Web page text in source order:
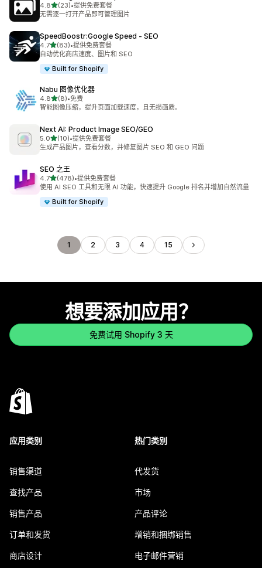
4.8星（满分 5 星）
(23)
总共 23 条评论
•提供免费套餐
无需逐一打开产品即可管理图片
SpeedBoostr:Google Speed ‑ SEO
4.7星（满分 5 星）
(83)
总共 83 条评论
•提供免费套餐
自动优化商店速度、图片和 SEO
Built for Shopify
Nabu 图像优化器
4.8星（满分 5 星）
(8)
总共 8 条评论
•免费
智能图像压缩，提升页面加载速度，且无损画质。
Next AI: Product Image SEO/GEO
5.0星（满分 5 星）
(10)
总共 10 条评论
•提供免费套餐
生成产品图片，查看分数，并修复图片 SEO 和 GEO 问题
SEO 之王
4.7星（满分 5 星）
(478)
总共 478 条评论
•提供免费套餐
使用 AI SEO 工具和无限 AI 功能，快速提升 Google 排名并增加自然流量
Built for Shopify
1 2 3 4 15
想要添加应用？
免费试用 Shopify 3 天
应用类别
销售渠道
查找产品
销售产品
订单和发货
商店设计
热门类别
代发货
市场
产品评论
增销和捆绑销售
电子邮件营销